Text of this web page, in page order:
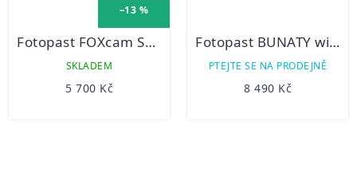
–13 %
Fotopast FOXcam SG880-4G
SKLADEM
5 700 Kč
Fotopast BUNATY wide full HD GSM
PTEJTE SE NA PRODEJNĚ
8 490 Kč